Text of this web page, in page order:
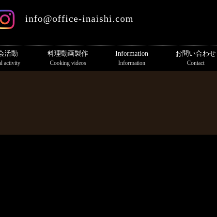
info@office-inaishi.com
活動
activity
料理動画製作
Cooking videos
Information
Information
お問い合わせ
Contact